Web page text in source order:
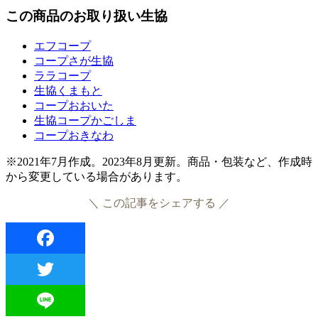
この商品のお取り扱い生協
エフコープ
コープさが生協
ララコープ
生協くまもと
コープおおいた
生協コープかごしま
コープおきなわ
※2021年7月作成。2023年8月更新。商品・包装など、作成時
から変更している場合があります。
＼ この記事をシェアする ／